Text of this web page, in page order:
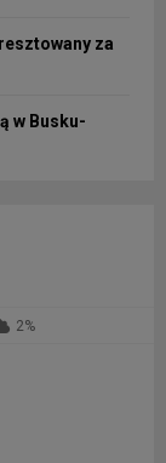
za
w Busku-
2%